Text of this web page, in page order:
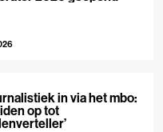
in via het mbo:
op tot